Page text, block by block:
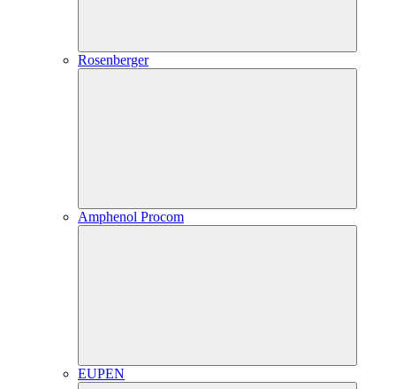
Rosenberger
Amphenol Procom
EUPEN